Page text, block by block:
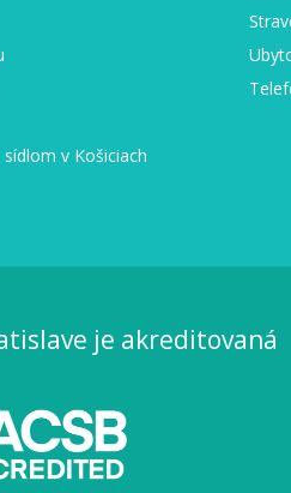
v Košiciach
je akreditovaná